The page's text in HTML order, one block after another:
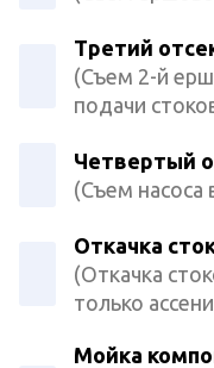
Третий
(Съем 2-й
подачи
Четвертый
(Съем насоса
Откачка
(Откачка
только
Мойка